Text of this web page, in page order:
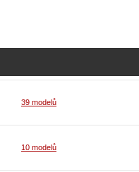
39 modelů
10 modelů